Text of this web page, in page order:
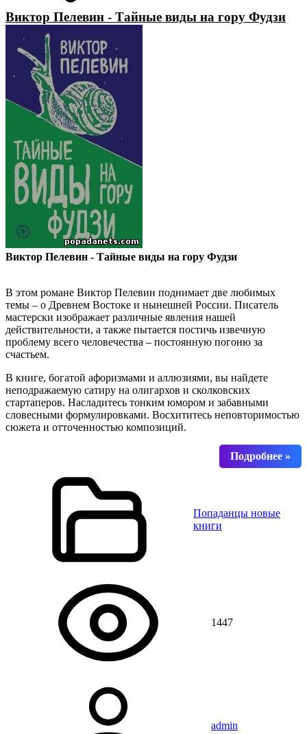
Виктор Пелевин - Тайные виды на гору Фудзи
Виктор Пелевин - Тайные виды на гору Фудзи
В этом романе Виктор Пелевин поднимает две любимых
темы – о Древнем Востоке и нынешней России. Писатель
мастерски изображает различные явления нашей
действительности, а также пытается постичь извечную
проблему всего человечества – постоянную погоню за
счастьем.
В книге, богатой афоризмами и аллюзиями, вы найдете
неподражаемую сатиру на олигархов и сколковских
стартаперов. Насладитесь тонким юмором и забавными
словесными формулировками. Восхититесь неповторимостью
сюжета и отточенностью композиций.
Попаданцы новые
книги
1447
admin